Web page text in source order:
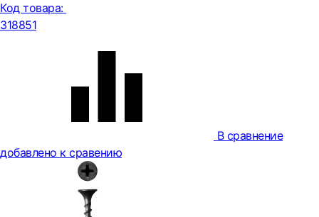
Код товара:
318851
В сравнение
добавлено к сравению